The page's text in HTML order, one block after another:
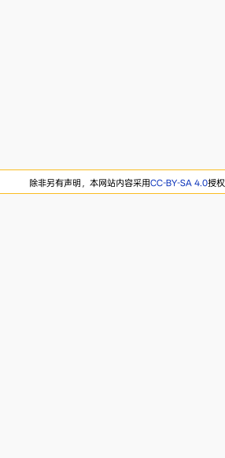
除非另有声明，本网站内容采用CC-BY-SA 4.0授权